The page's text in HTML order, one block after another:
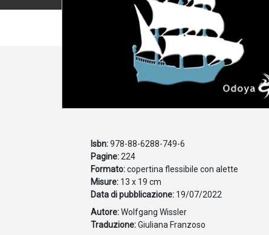
Isbn:978-88-6288-749-6
Pagine:224
Formato:copertina flessibile con alette
Misure: 13 x 19 cm
Data di pubblicazione: 19/07/2022
Autore:Wolfgang Wissler
Traduzione:Giuliana Franzoso